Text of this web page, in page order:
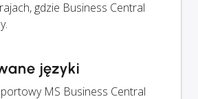
gdzie Business Central
języki
MS Business Central